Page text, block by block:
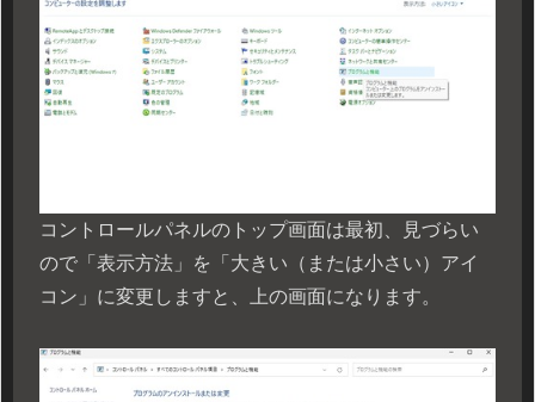
コントロールパネルのトップ画面は最初、見づらい
ので「表示方法」を「大きい（または小さい）アイ
コン」に変更しますと、上の画面になります。